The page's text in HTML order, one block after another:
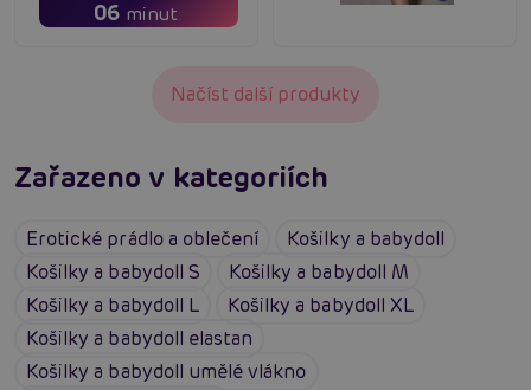
06 minut
Načíst další produkty
Zařazeno v kategoriích
Erotické prádlo a oblečení
Košilky a babydoll
Košilky a babydoll S
Košilky a babydoll M
Košilky a babydoll L
Košilky a babydoll XL
Košilky a babydoll elastan
Košilky a babydoll umělé vlákno